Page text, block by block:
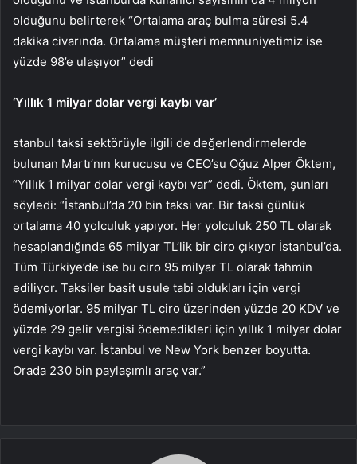
olduğunu belirterek “Ortalama araç bulma süresi 5.4
dakika civarında. Ortalama müşteri memnuniyetimiz ise
yüzde 98’e ulaşıyor” dedi
‘Yıllık 1 milyar dolar vergi kaybı var’
stanbul taksi sektörüyle ilgili de değerlendirmelerde
bulunan Martı’nın kurucusu ve CEO’su Oğuz Alper Öktem,
“Yıllık 1 milyar dolar vergi kaybı var” dedi. Öktem, şunları
söyledi: “İstanbul’da 20 bin taksi var. Bir taksi günlük
ortalama 40 yolculuk yapıyor. Her yolculuk 250 TL olarak
hesaplandığında 65 milyar TL’lik bir ciro çıkıyor İstanbul’da.
Tüm Türkiye’de ise bu ciro 95 milyar TL olarak tahmin
ediliyor. Taksiler basit usule tabi oldukları için vergi
ödemiyorlar. 95 milyar TL ciro üzerinden yüzde 20 KDV ve
yüzde 29 gelir vergisi ödemedikleri için yıllık 1 milyar dolar
vergi kaybı var. İstanbul ve New York benzer boyutta.
Orada 230 bin paylaşımlı araç var.”